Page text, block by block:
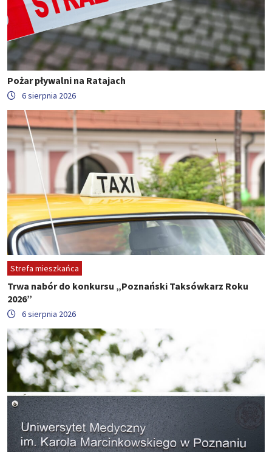
Pożar pływalni na Ratajach
6 sierpnia 2026
Strefa mieszkańca
Trwa nabór do konkursu „Poznański Taksówkarz Roku
2026”
6 sierpnia 2026